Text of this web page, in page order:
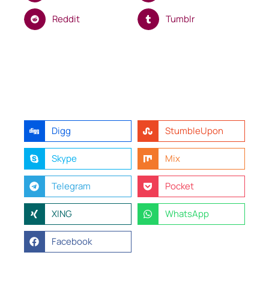
Reddit Tumblr
Digg StumbleUpon
Skype Mix
Telegram Pocket
XING WhatsApp
Facebook